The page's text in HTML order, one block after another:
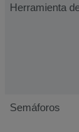
Herramienta
Semáforos